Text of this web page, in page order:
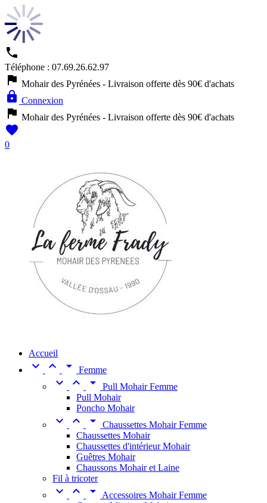

Téléphone : 07.69.26.62.97
 Mohair des Pyrénées - Livraison offerte dès 90€ d'achats
 Connexion
 Mohair des Pyrénées - Livraison offerte dès 90€ d'achats

0
Accueil
   Femme
  
Pull Mohair Femme
Pull Mohair
Poncho Mohair
  
Chaussettes Mohair Femme
Chaussettes Mohair
Chaussettes d'intérieur Mohair
Guêtres Mohair
Chaussons Mohair et Laine
Fil à tricoter
  
Accessoires Mohair Femme